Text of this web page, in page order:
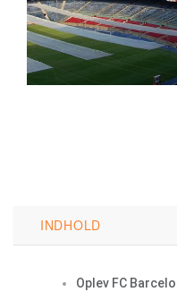
INDHOLD
Oplev FC